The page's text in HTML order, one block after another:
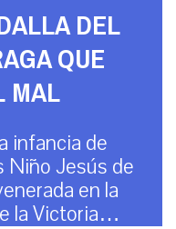
DEL
QUE
MAL
infancia de
Niño Jesús de
en la
la Victoria…